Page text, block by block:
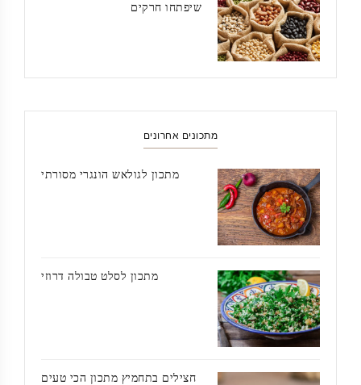
שיפתחו חרקים
מתכונים אחרונים
מתכון לגולאש הונגרי מסורתי
מתכון לסלט טבולה דרוזי
חצילים בתחמיץ מתכון הכי טעים